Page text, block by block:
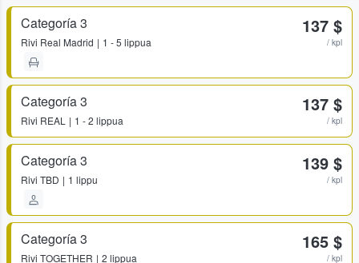
Categoría 3
Rivi Real Madrid 1 - 5 lippua
137 $
/ kpl
Categoría 3
Rivi REAL 1 - 2 lippua
137 $
/ kpl
Categoría 3
Rivi TBD 1 lippu
139 $
/ kpl
Categoría 3
Rivi TOGETHER 2 lippua
165 $
/ kpl